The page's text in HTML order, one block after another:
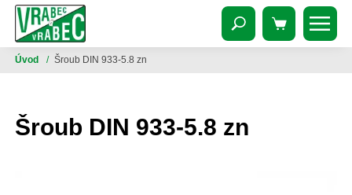
Úvod / Šroub DIN 933-5.8 zn
Šroub DIN 933-5.8 zn